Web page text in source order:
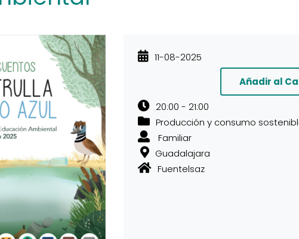
11-08-2025
Añadir al
20:00 - 21:00
Producción y consumo
Familiar
Guadalajara
Fuentelsaz